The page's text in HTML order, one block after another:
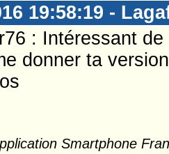
19:58:19 -
: Intéressant
donner ta
Smartphone